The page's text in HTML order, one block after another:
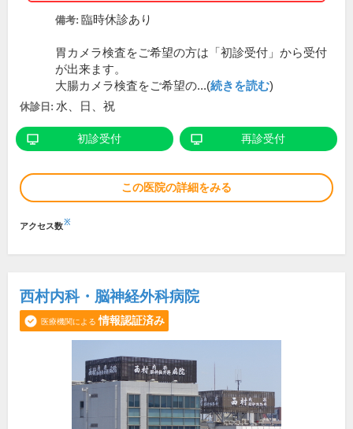
備考: 臨時休診あり
胃カメラ検査をご希望の方は「初診受付」から受付
が出来ます。
大腸カメラ検査をご希望の...(続きを読む)
休診日: 水、日、祝
初診受付 再診受付
この医院の詳細をみる
アクセス数※
西村内科・脳神経外科病院
医療機関による 情報認証済み